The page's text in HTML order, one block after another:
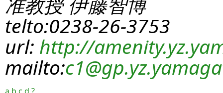
telto:0238-26-3753
url: http://
mailto:c1